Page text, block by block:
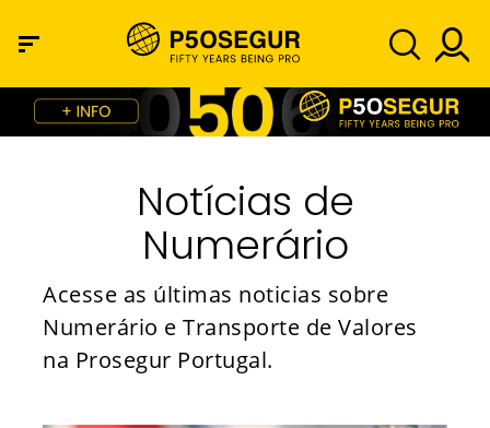
Notícias de
Numerário
Acesse as últimas noticias sobre
Numerário e Transporte de Valores
na Prosegur Portugal.